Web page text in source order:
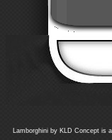
Lamborghini by KLD Concept is